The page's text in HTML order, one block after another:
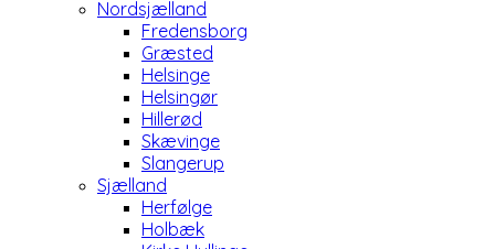
Nordsjælland
Fredensborg
Græsted
Helsinge
Helsingør
Hillerød
Skævinge
Slangerup
Sjælland
Herfølge
Holbæk